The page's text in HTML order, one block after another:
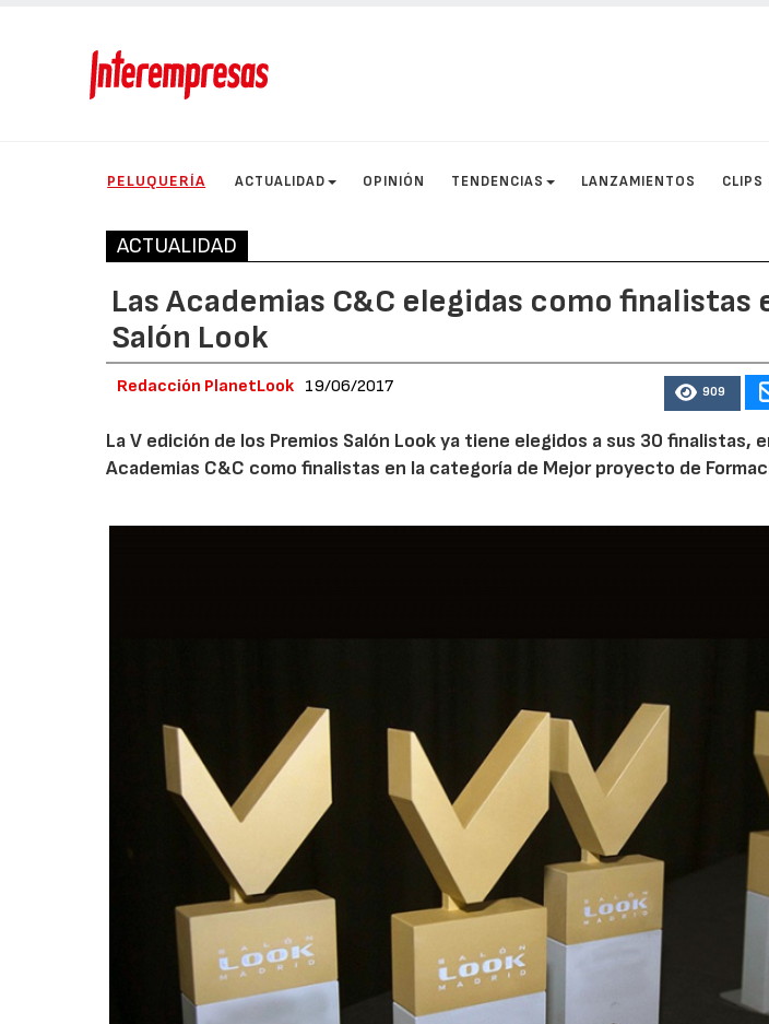
PELUQUERÍA ACTUALIDAD OPINIÓN TENDENCIAS LANZAMIENTOS CLIPS
ACTUALIDAD
Las Academias C&C elegidas como finalistas
Salón Look
Redacción PlanetLook 19/06/2017 909
La V edición de los Premios Salón Look ya tiene elegidos a sus 30 finalistas,
Academias C&C como finalistas en la categoría de Mejor proyecto de